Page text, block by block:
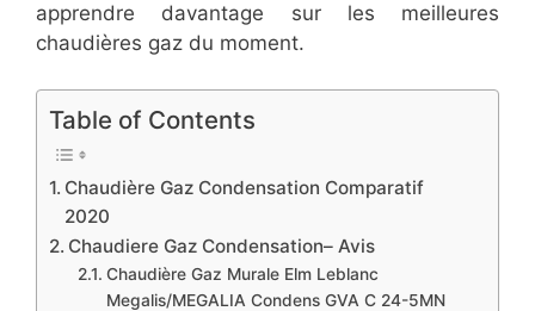
apprendre davantage sur les meilleures
chaudières gaz du moment.
Table of Contents
Chaudière Gaz Condensation Comparatif
2020
Chaudiere Gaz Condensation– Avis
Chaudière Gaz Murale Elm Leblanc
Megalis/MEGALIA Condens GVA C 24-5MN